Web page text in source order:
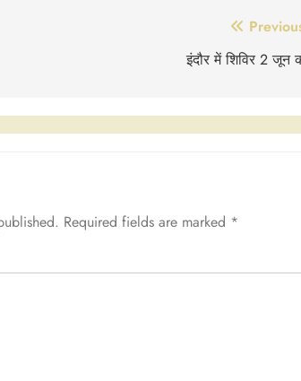
इंदौर में शिविर 2 जून
Required fields are marked *